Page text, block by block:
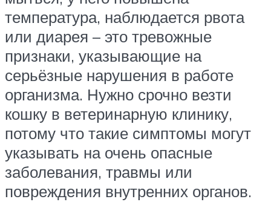
температура, наблюдается рвота
или диарея – это тревожные
признаки, указывающие на
серьёзные нарушения в работе
организма. Нужно срочно везти
кошку в ветеринарную клинику,
потому что такие симптомы могут
указывать на очень опасные
заболевания, травмы или
повреждения внутренних органов.